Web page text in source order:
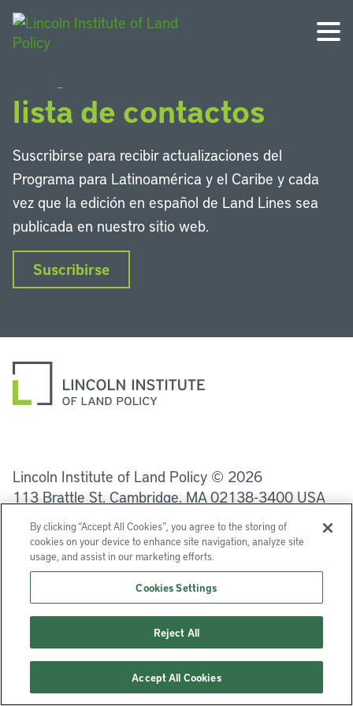
lista de contactos
Suscribirse para recibir actualizaciones del
Programa para Latinoamérica y el Caribe y cada
vez que la edición en español de Land Lines sea
publicada en nuestro sitio web.
Suscribirse
Lincoln Institute of Land Policy © 2026
113 Brattle St, Cambridge, MA 02138-3400 USA
Ayuda
Privacidad Términos de uso
By clicking “Accept All Cookies”, you agree to the storing of
cookies on your device to enhance site navigation, analyze site
usage, and assist in our marketing efforts.
Cookies Settings
Reject All
Accept All Cookies